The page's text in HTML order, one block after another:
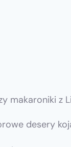
makaroniki
desery